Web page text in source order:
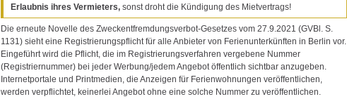
Erlaubnis ihres Vermieters, sonst droht die Kündigung des Mietvertrags!
Die erneute Novelle des Zweckentfremdungsverbot-Gesetzes vom 27.9.2021 (GVBl. S.
1131) sieht eine Registrierungspflicht für alle Anbieter von Ferienunterkünften in Berlin vor.
Eingeführt wird die Pflicht, die im Registrierungsverfahren vergebene Nummer
(Registriernummer) bei jeder Werbung/jedem Angebot öffentlich sichtbar anzugeben.
Internetportale und Printmedien, die Anzeigen für Ferienwohnungen veröffentlichen,
werden verpflichtet, keinerlei Angebot ohne eine solche Nummer zu veröffentlichen.